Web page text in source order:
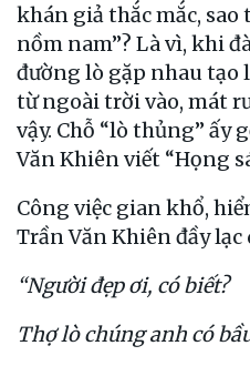
khán giả thắc mắc, sao
nồm nam”? Là vì, khi
đường lò gặp nhau
từ ngoài trời vào, mát
vậy. Chỗ “lò thủng” ấy
Văn Khiên viết “Họng
Công việc gian khổ,
Trần Văn Khiên đầy
“Người đẹp ơi, có biết?
Thợ lò chúng anh có